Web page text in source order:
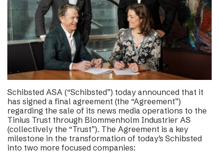
Schibsted ASA (“Schibsted”) today announced that it
has signed a final agreement (the “Agreement”)
regarding the sale of its news media operations to the
Tinius Trust through Blommenholm Industrier AS
(collectively the “Trust”). The Agreement is a key
milestone in the transformation of today’s Schibsted
into two more focused companies: